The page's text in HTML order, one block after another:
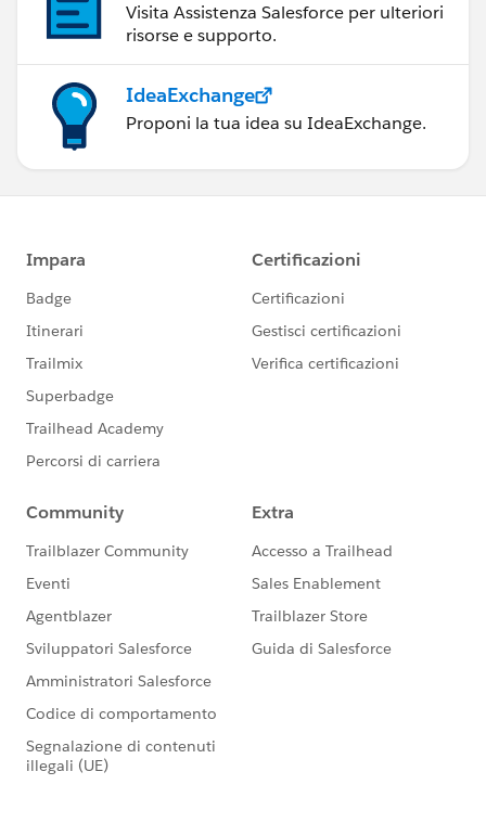
Visita Assistenza Salesforce per ulteriori
risorse e supporto.
IdeaExchange
Proponi la tua idea su IdeaExchange.